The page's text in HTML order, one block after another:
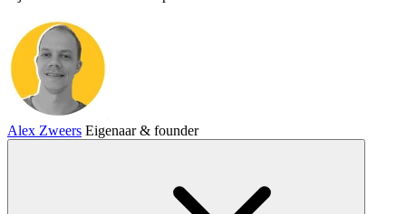
Alex Zweers Eigenaar & founder